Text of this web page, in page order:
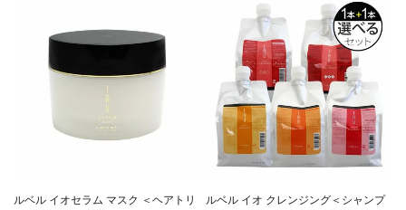
ルベル イオセラム マスク ＜ヘアトリ
ルベル イオ クレンジング＜シャンプ